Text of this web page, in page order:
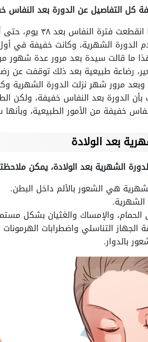
كل التفاصيل عن الدورة بعد النفاس
يوم، حتى أنها تطهرت وبدأت في أداء العبادات.
الدورة الشهرية، وكانت خفيفة في
ما قالت سيدة بعد مرور عدة شهور
رضاعة طبيعية بعد ذلك توقفت عن
وبعد مرور شهر نزلت الدورة الشهرية
الدورة بعد النفاس خفيفة، ولكن
خفيفة من الأمور الطبيعية،
بعد الولادة
الشهرية بعد الولادة، يمكن
هي الشعور بالألم داخل البطن.
والإمساك والغثيان بشكل
التناسلي واضطرابات
بالدوار.